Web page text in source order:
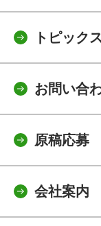
トピック
お問い合
原稿応募
会社案内